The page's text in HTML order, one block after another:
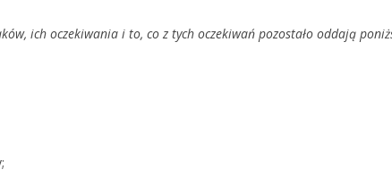
ich oczekiwania i to, co z tych oczekiwań pozostało oddają